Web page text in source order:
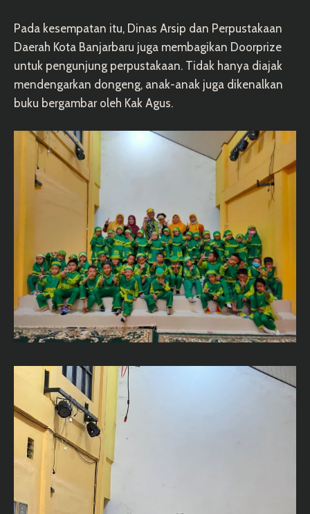
Pada kesempatan itu, Dinas Arsip dan Perpustakaan
Daerah Kota Banjarbaru juga membagikan Doorprize
untuk pengunjung perpustakaan. Tidak hanya diajak
mendengarkan dongeng, anak-anak juga dikenalkan
buku bergambar oleh Kak Agus.